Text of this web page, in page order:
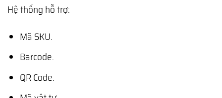
Hệ thống hỗ trợ:
Mã SKU.
Barcode.
QR Code.